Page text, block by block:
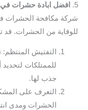
5.
افضل ابادة حشرات
شركة مكافحة الحشرات
للوقاية من الحشرات. قد
التفتيش
للممتلكات
جذب لها.
التعرف على
الحشرات ومدى